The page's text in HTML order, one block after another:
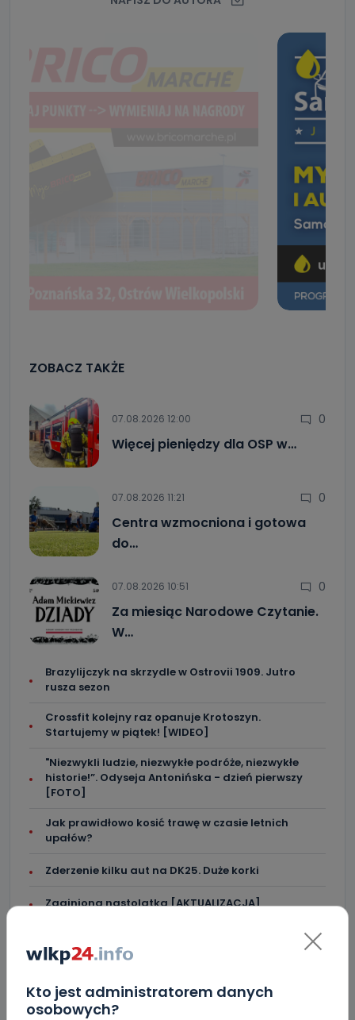
Kto jest administratorem danych
osobowych?
ZOBACZ TAKŻE
07.08.2026 12:00 0
Więcej pieniędzy dla OSP w…
07.08.2026 11:21 0
Centra wzmocniona i gotowa
do…
07.08.2026 10:51 0
Za miesiąc Narodowe Czytanie.
W…
Brazylijczyk na skrzydle w Ostrovii 1909. Jutro
rusza sezon
Crossfit kolejny raz opanuje Krotoszyn.
Startujemy w piątek! [WIDEO]
"Niezwykli ludzie, niezwykłe podróże, niezwykłe
historie!”. Odyseja Antonińska - dzień pierwszy
[FOTO]
Jak prawidłowo kosić trawę w czasie letnich
upałów?
Zderzenie kilku aut na DK25. Duże korki
Zaginiona nastolatka [AKTUALIZACJA]
wyjaśnień. Nieoficjalnie: to kaliski urzędnik
dokończenie rewitalizacji parku